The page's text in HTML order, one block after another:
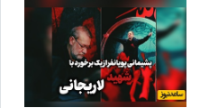
می‌بیند!»